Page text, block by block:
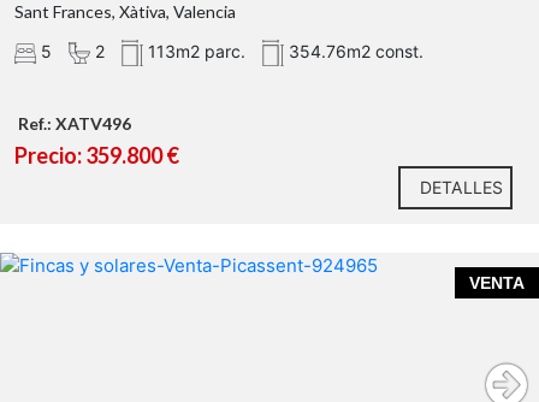
Sant Frances, Xàtiva, Valencia
5
2 113m2 parc. 354.76m2 const.
Ref.: XATV496
Precio: 359.800 €
DETALLES
VENTA